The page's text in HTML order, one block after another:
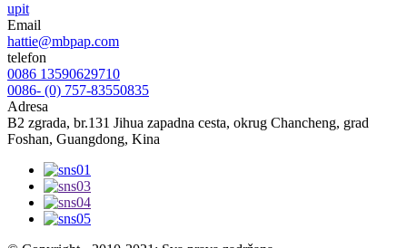
upit
Email
hattie@mbpap.com
telefon
0086 13590629710
0086- (0) 757-83550835
Adresa
B2 zgrada, br.131 Jihua zapadna cesta, okrug Chancheng, grad
Foshan, Guangdong, Kina